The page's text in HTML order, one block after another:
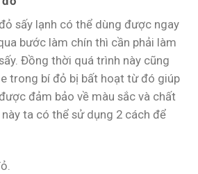
sấy lạnh có thể dùng được ngay
bước làm chín thì cần phải làm
Đồng thời quá trình này cũng
trong bí đỏ bị bất hoạt từ đó giúp
đảm bảo về màu sắc và chất
ta có thể sử dụng 2 cách để